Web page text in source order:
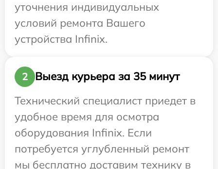
уточнения индивидуальных
условий ремонта Вашего
устройства Infinix.
2
Выезд курьера за 35 минут
Технический специалист приедет в
удобное время для осмотра
оборудования Infinix. Если
потребуется углубленный ремонт
мы бесплатно доставим технику в